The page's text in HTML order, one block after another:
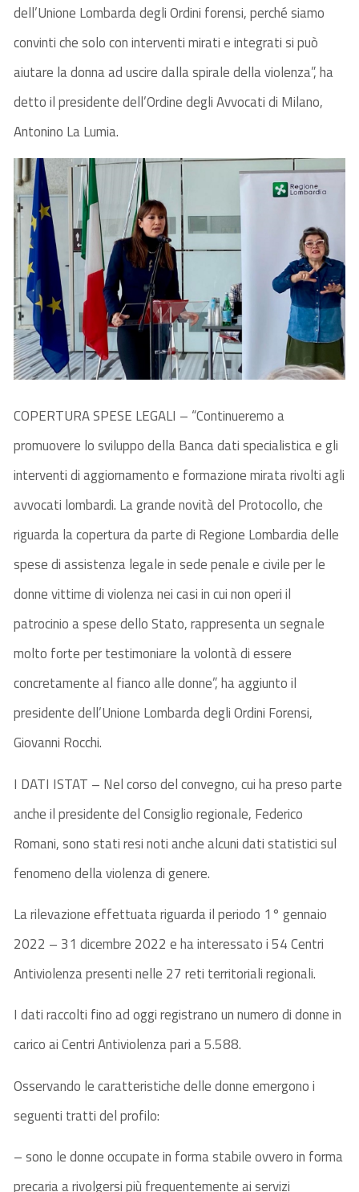
dell’Unione Lombarda degli Ordini forensi, perché siamo
convinti che solo con interventi mirati e integrati si può
aiutare la donna ad uscire dalla spirale della violenza”, ha
detto il presidente dell’Ordine degli Avvocati di Milano,
Antonino La Lumia.
COPERTURA SPESE LEGALI – “Continueremo a
promuovere lo sviluppo della Banca dati specialistica e gli
interventi di aggiornamento e formazione mirata rivolti agli
avvocati lombardi. La grande novità del Protocollo, che
riguarda la copertura da parte di Regione Lombardia delle
spese di assistenza legale in sede penale e civile per le
donne vittime di violenza nei casi in cui non operi il
patrocinio a spese dello Stato, rappresenta un segnale
molto forte per testimoniare la volontà di essere
concretamente al fianco alle donne”, ha aggiunto il
presidente dell’Unione Lombarda degli Ordini Forensi,
Giovanni Rocchi.
I DATI ISTAT – Nel corso del convegno, cui ha preso parte
anche il presidente del Consiglio regionale, Federico
Romani, sono stati resi noti anche alcuni dati statistici sul
fenomeno della violenza di genere.
La rilevazione effettuata riguarda il periodo 1° gennaio
2022 – 31 dicembre 2022 e ha interessato i 54 Centri
Antiviolenza presenti nelle 27 reti territoriali regionali.
I dati raccolti fino ad oggi registrano un numero di donne in
carico ai Centri Antiviolenza pari a 5.588.
Osservando le caratteristiche delle donne emergono i
seguenti tratti del profilo:
– sono le donne occupate in forma stabile ovvero in forma
precaria a rivolgersi più frequentemente ai servizi